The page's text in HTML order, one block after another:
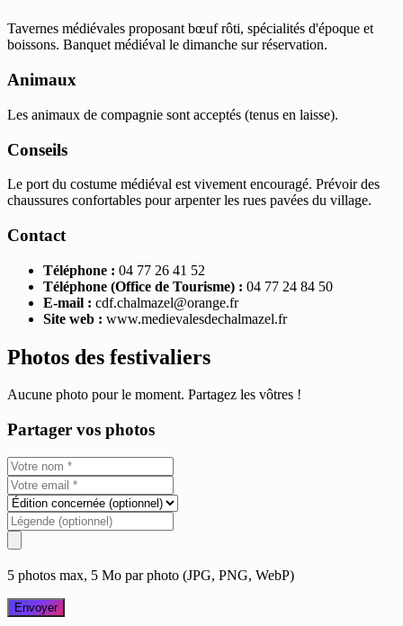
Tavernes médiévales proposant bœuf rôti, spécialités d'époque et
boissons. Banquet médiéval le dimanche sur réservation.
Animaux
Les animaux de compagnie sont acceptés (tenus en laisse).
Conseils
Le port du costume médiéval est vivement encouragé. Prévoir des
chaussures confortables pour arpenter les rues pavées du village.
Contact
Téléphone : 04 77 26 41 52
Téléphone (Office de Tourisme) : 04 77 24 84 50
E-mail : cdf.chalmazel@orange.fr
Site web : www.medievalesdechalmazel.fr
Photos des festivaliers
Aucune photo pour le moment. Partagez les vôtres !
Partager vos photos
5 photos max, 5 Mo par photo (JPG, PNG, WebP)
Envoyer